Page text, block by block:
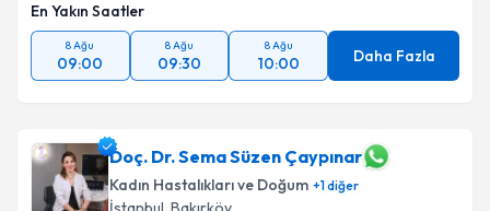
En Yakın Saatler
8 Ağu
09:00
8 Ağu
09:30
8 Ağu
10:00 Daha Fazla
Doç. Dr. Sema Süzen Çaypınar
Kadın Hastalıkları ve Doğum +1diğer